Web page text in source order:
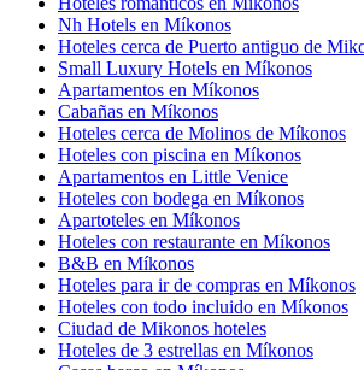
Nh Hotels en Míkonos
Hoteles cerca de Puerto antiguo de
Small Luxury Hotels en Míkonos
Apartamentos en Míkonos
Cabañas en Míkonos
Hoteles cerca de Molinos de Míkonos
Hoteles con piscina en Míkonos
Apartamentos en Little Venice
Hoteles con bodega en Míkonos
Apartoteles en Míkonos
Hoteles con restaurante en Míkonos
B&B en Míkonos
Hoteles para ir de compras en Míkonos
Hoteles con todo incluido en Míkonos
Ciudad de Mikonos hoteles
Hoteles de 3 estrellas en Míkonos